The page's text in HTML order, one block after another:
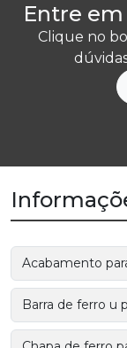
Entre
Clique no
Acabamento
Barra de ferro u